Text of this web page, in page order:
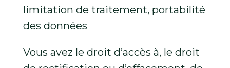
limitation de traitement, portabilité
des données
Vous avez le droit d’accès à, le droit